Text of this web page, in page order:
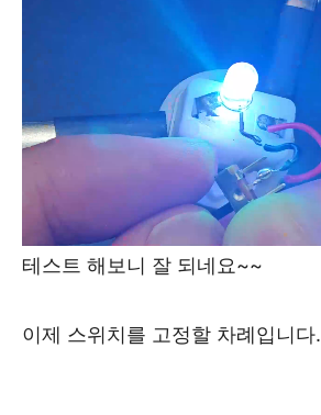
테스트 해보니 잘 되네요~~
이제 스위치를 고정할 차례입니다.